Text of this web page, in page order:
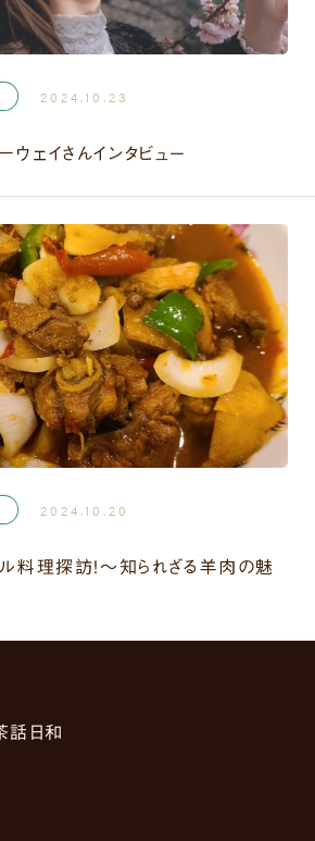
ェイさんインタビュー
2024.10.23
料理探訪！～知られざる羊肉の魅
2024.10.20
日和